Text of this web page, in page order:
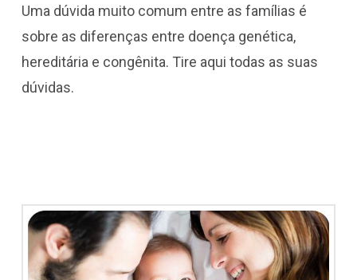
Uma dúvida muito comum entre as famílias é
sobre as diferenças entre doença genética,
hereditária e congênita. Tire aqui todas as suas
dúvidas.